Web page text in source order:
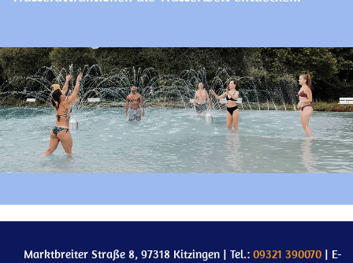
Marktbreiter Straße 8, 97318 Kitzingen | Tel.: 09321 390070| E-